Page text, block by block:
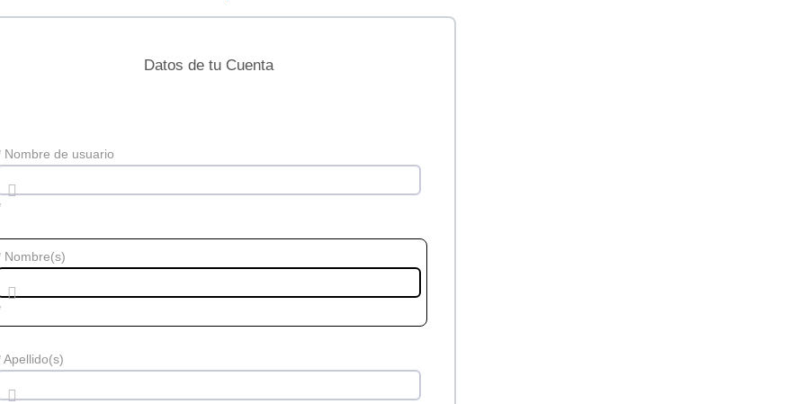
Datos de tu Cuenta
Nombre de usuario
Nombre(s)
Apellido(s)